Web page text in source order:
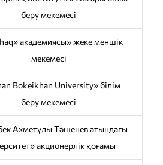
беру мекемесі
академиясы» жеке меншік
мекемесі
Bokeikhan University» білім
беру мекемесі
Ахметұлы Тәшенев атындағы
акционерлік қоғамы